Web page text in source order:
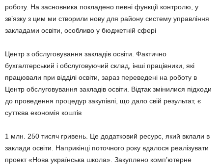
роботу. На засновника покла­дено певні функції контролю, у
зв’язку з цим ми створили нову для району систему управління
закладами освіти, особливо у бюджетній сфері
Центр з обслуговування закладів освіти. Фактично
бухгалтерський і обслуговуючий склад, інші працівники, які
працювали при відділі освіти, зараз переведені на роботу в
Центр обслу­говування закладів освіти. Відтак змінилися під­ходи
до проведення процедур закупівлі, що дало свій результат, є
суттєва економія коштів
1 млн. 250 тисяч гривень. Це додатковий ресурс, який вклали в
заклади освіти. Наприкінці поточного року вдалося реалізувати
проект «Нова українська школа». Закуплено комп’ю­терне